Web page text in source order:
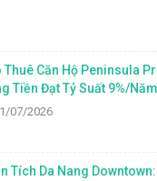
Thuê Căn Hộ Peninsula
Tiền Đạt Tỷ Suất 9%/Năm
07/2026
Tích Da Nang